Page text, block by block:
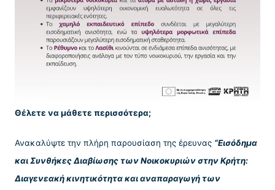
Θέλετε να μάθετε περισσότερα;
Ανακαλύψτε την πλήρη παρουσίαση της έρευνας “Εισόδημα
και Συνθήκες Διαβίωσης των Νοικοκυριών στην Κρήτη:
Διαγενεακή κινητικότητα και αναπαραγωγή των